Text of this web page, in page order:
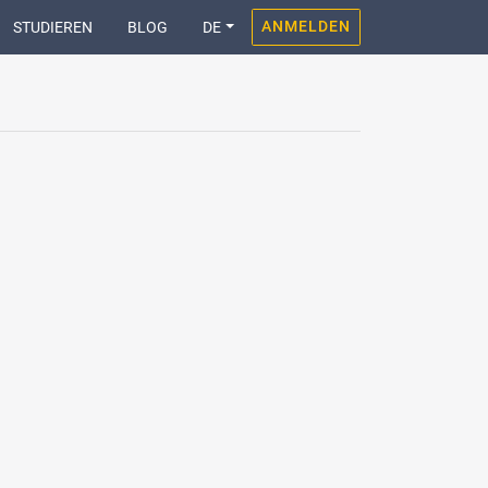
STUDIEREN BLOG DE ANMELDEN